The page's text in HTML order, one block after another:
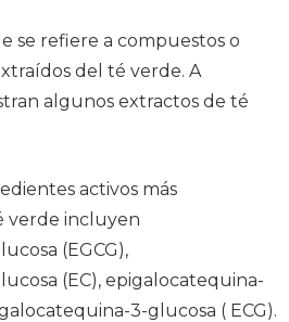
se refiere a compuestos o
del té verde. A
algunos extractos de té
activos más
verde incluyen
(EGCG),
(EC), epigalocatequina-
3-glucosa ( ECG).